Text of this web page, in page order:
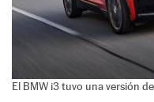
El BMW i3 tuvo una versión